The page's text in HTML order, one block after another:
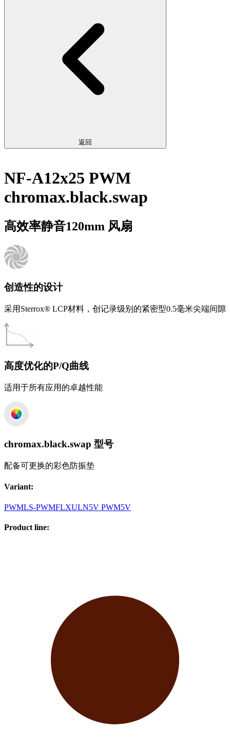
返回
NF-A12x25 PWM
chromax.black.swap
高效率静音120mm 风扇
创造性的设计
采用Sterrox® LCP材料，创记录级别的紧密型0.5毫米尖端间隙
高度优化的P/Q曲线
适用于所有应用的卓越性能
chromax.black.swap 型号
配备可更换的彩色防振垫
Variant:
PWMLS-PWMFLXULN5V PWM5V
Product line: